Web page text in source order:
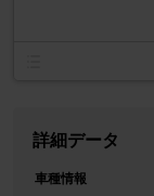
詳細データ
車種情報